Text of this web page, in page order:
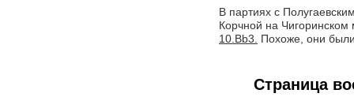
В партиях с
Корчной на Чигоринском
10.Bb3.
Похоже, они
Страница